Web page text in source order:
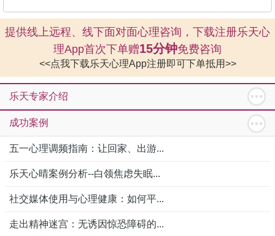
提供线上远程、线下面对面心理咨询，下载注册乐天心
理App首次下单赠15分钟免费咨询
<<点我下载乐天心理App注册即可下单抵用>>
乐天专家介绍
成功案例
五一心理调频指南：让回家、出游...
乐天心晴案例分析--白领焦虑失眠...
社交媒体使用与心理健康：如何平...
走出精神迷宫：无诱因惊恐障碍的...